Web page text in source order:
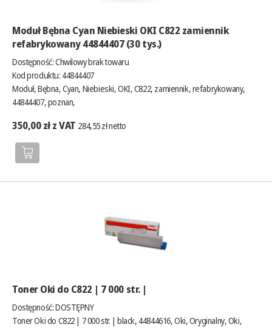
Moduł Bębna Cyan Niebieski OKI C822 zamiennik
refabrykowany 44844407 (30 tys.)
Dostępność:Chwilowy brak towaru
Kod produktu: 44844407
Moduł, Bębna, Cyan, Niebieski, OKI, C822, zamiennik, refabrykowany,
44844407, poznan,
350,00 zł z VAT 284,55 zł netto
Toner Oki do C822 | 7 000 str. |
Dostępność:DOSTĘPNY
Toner Oki do C822 | 7 000 str. | black, 44844616, Oki, Oryginalny, Oki,